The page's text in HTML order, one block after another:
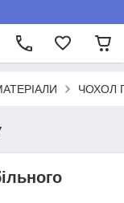
ЧОХОЛ